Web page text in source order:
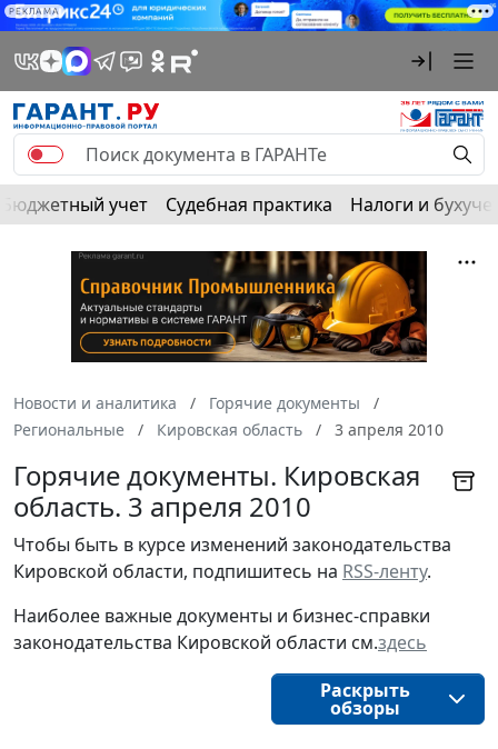
РЕКЛАМА
Бюджетный учет Судебная практика Налоги и
Новости и аналитика
Горячие документы
Региональные
Кировская область 3 апреля 2010
Горячие документы. Кировская
область. 3 апреля 2010
Чтобы быть в курсе изменений законодательства
Кировской области, подпишитесь на RSS-ленту.
Наиболее важные документы и бизнес-справки
законодательства Кировской области см.здесь
Раскрыть
обзоры